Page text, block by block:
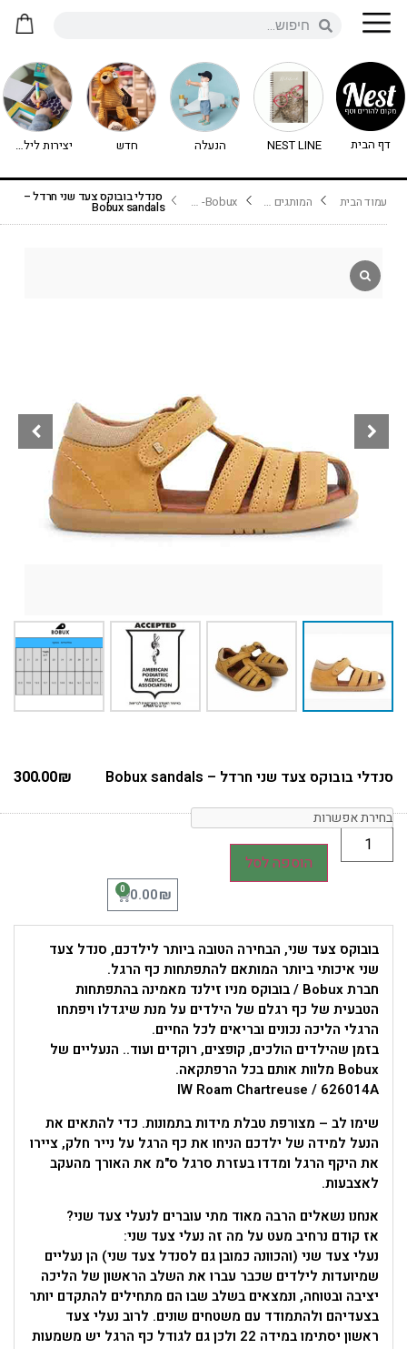
דף הבית NEST LINE הנעלה חדש יצירות לילדים - יצירה לילדים
עמוד הבית המותגים שלנו Bobux- בובוקס סנדלי בובוקס צעד שני חרדל –
Bobux sandals
סנדלי בובוקס צעד שני חרדל – Bobux sandals 300.00₪
הוספה לסל
0.00₪
0
בובוקס צעד שני, הבחירה הטובה ביותר לילדכם, סנדל צעד
שני איכותי ביותר המותאם להתפתחות כף הרגל.
חברת Bobux / בובוקס מניו זילנד מאמינה בהתפתחות
הטבעית של כף רגלם של הילדים על מנת שיגדלו ויפתחו
הרגלי הליכה נכונים ובריאים לכל החיים.
בזמן שהילדים הולכים, קופצים, רוקדים ועוד.. הנעליים של
Bobux מלוות אותם בכל הרפתקאה.
IW Roam Chartreuse / 626014A
שימו לב – מצורפת טבלת מידות בתמונות. כדי להתאים את
הנעל למידה של ילדכם הניחו את כף הרגל על נייר חלק, ציירו
את היקף הרגל ומדדו בעזרת סרגל ס"מ את האורך מהעקב
לאצבעות.
אנחנו נשאלים הרבה מאוד מתי עוברים לנעלי צעד שני?
אז קודם נרחיב מעט על מה זה נעלי צעד שני:
נעלי צעד שני (והכוונה כמובן גם לסנדל צעד שני) הן נעליים
שמיועדות לילדים שכבר עברו את השלב הראשון של הליכה
יציבה ובטוחה, ונמצאים בשלב שבו הם מתחילים להתקדם יותר
בצעדיהם ולהתמודד עם משטחים שונים. לרוב נעלי צעד
ראשון יסתימו במידה 22 ולכן גם לגודל כף הרגל יש משמעות